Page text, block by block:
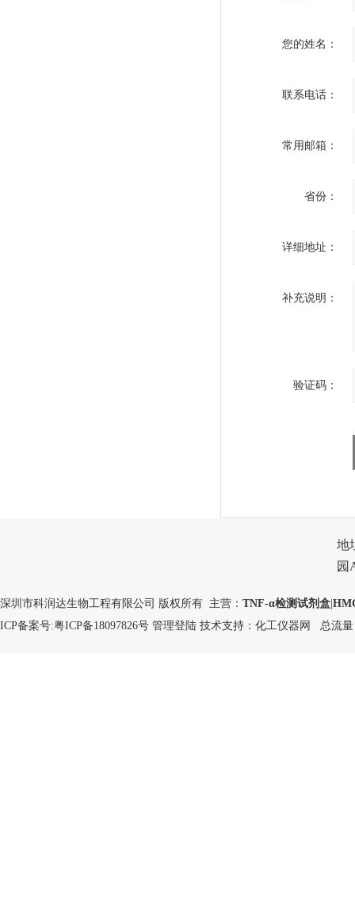
您的姓名：
联系电话：
常用邮箱：
省份：
详细地址：
补充说明：
验证码：
地
园
深圳市科润达生物工程有限公司 版权所有 主营： TNF-α检测试剂盒
ICP备案号:粤ICP备18097826号 管理登陆 技术支持： 化工仪器网 总流量